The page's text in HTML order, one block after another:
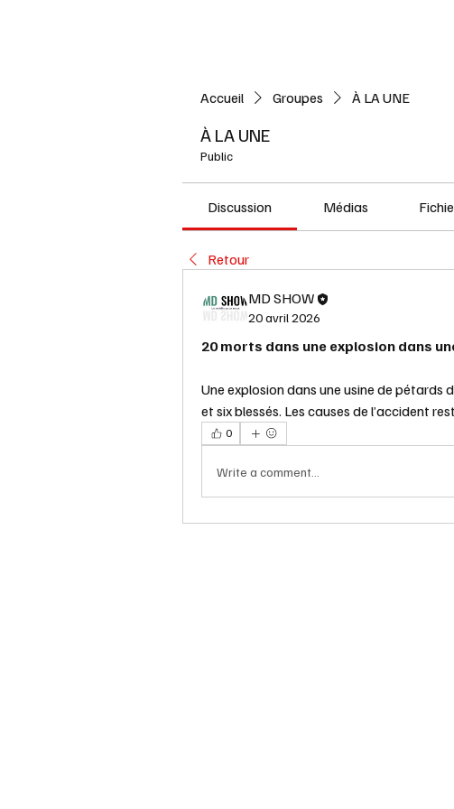
Accueil Groupes À LA UNE
À LA UNE
Public
Discussion Médias
Retour
MD SHOW
20 avril 2026
20 morts dans une explosion dans
Une explosion dans une usine de
et six blessés. Les causes de l’accident
0
Write a comment...